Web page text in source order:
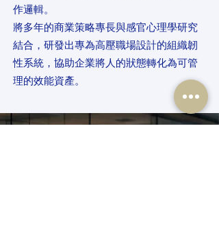
作邏輯。
將多年的商業策略專長與感官心理學研究
結合，研發出專為高壓職場設計的組織韌
性系統，協助企業將人的狀態轉化為可管
理的效能資產。